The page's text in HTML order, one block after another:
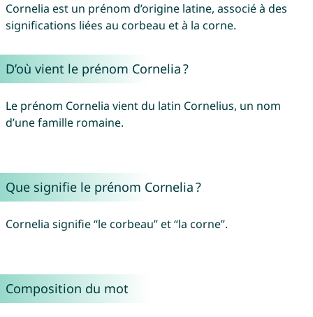
Cornelia est un prénom d’origine latine, associé à des
significations liées au corbeau et à la corne.
D’où vient le prénom Cornelia ?
Le prénom Cornelia vient du latin Cornelius, un nom
d’une famille romaine.
Que signifie le prénom Cornelia ?
Cornelia signifie “le corbeau” et “la corne”.
Composition du mot